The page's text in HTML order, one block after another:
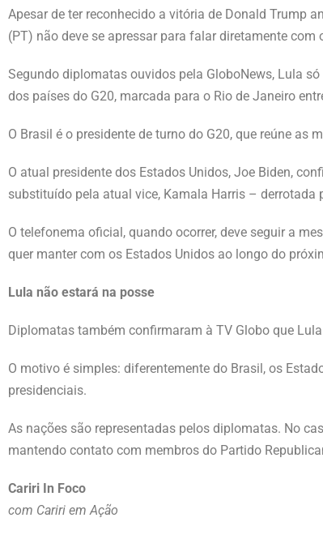
Apesar de ter reconhecido a vitória de Donald Trump
(PT) não deve se apressar para falar diretamente
Segundo diplomatas ouvidos pela GloboNews, Lula
dos países do G20, marcada para o Rio de Janeiro
O Brasil é o presidente de turno do G20, que reúne as
O atual presidente dos Estados Unidos, Joe Biden,
substituído pela atual vice, Kamala Harris – derrotada
O telefonema oficial, quando ocorrer, deve seguir a
quer manter com os Estados Unidos ao longo do
Lula não estará na posse
Diplomatas também confirmaram à TV Globo que
O motivo é simples: diferentemente do Brasil, os
presidenciais.
As nações são representadas pelos diplomatas. No
mantendo contato com membros do Partido
Cariri In Foco
com Cariri em Ação